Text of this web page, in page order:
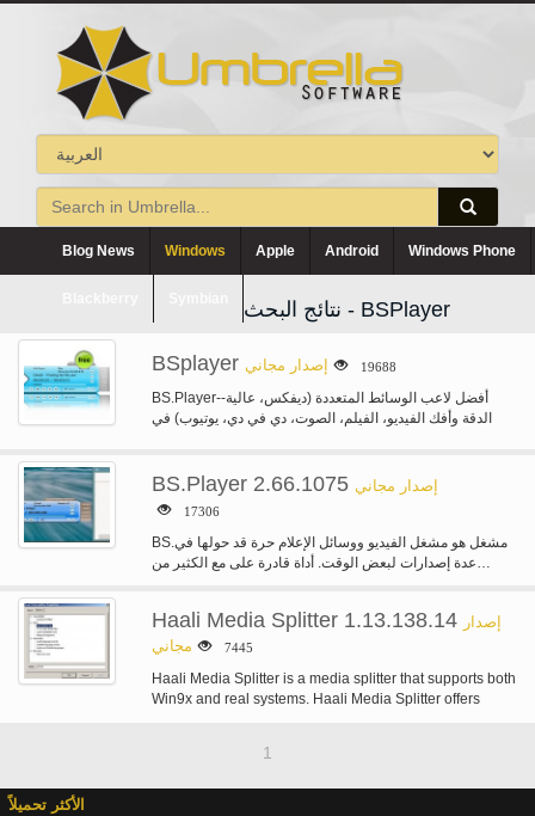
Blog News Windows Apple Android Windows Phone
نتائج البحث - BSPlayer
BSplayer إصدار مجاني 19688
BS.Player--أفضل لاعب الوسائط المتعددة (ديفكس، عالية
الدقة وأفك الفيديو، الفيلم، الصوت، دي في دي، يوتيوب) في
BS.Player 2.66.1075 إصدار مجاني
17306
BS.مشغل هو مشغل الفيديو ووسائل الإعلام حرة قد حولها في
عدة إصدارات لبعض الوقت. أداة قادرة على مع الكثير من…
Haali Media Splitter 1.13.138.14 إصدار
مجاني
7445
Haali Media Splitter is a media splitter that supports both
Win9x and real systems. Haali Media Splitter offers
1
الأكثر تحميلاً